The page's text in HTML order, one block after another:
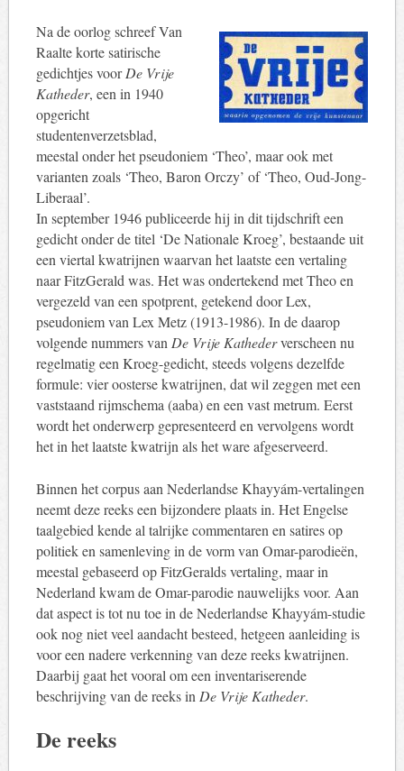
Na de oorlog schreef Van
Raalte korte satirische
gedichtjes voorDe Vrije
Katheder, een in 1940
opgericht
studentenverzetsblad,
meestal onder het pseudoniem ‘Theo’, maar ook met
varianten zoals ‘Theo, Baron Orczy’ of ‘Theo, Oud-Jong-
Liberaal’.
In september 1946 publiceerde hij in dit tijdschrift een
gedicht onder de titel ‘De Nationale Kroeg’, bestaande uit
een viertal kwatrijnen waarvan het laatste een vertaling
naar FitzGerald was. Het was ondertekend met Theo en
vergezeld van een spotprent, getekend door Lex,
pseudoniem van Lex Metz (1913-1986). In de daarop
volgende nummers van De Vrije Kathederverscheen nu
regelmatig een Kroeg-gedicht, steeds volgens dezelfde
formule: vier oosterse kwatrijnen, dat wil zeggen met een
vaststaand rijmschema (aaba) en een vast metrum. Eerst
wordt het onderwerp gepresenteerd en vervolgens wordt
het in het laatste kwatrijn als het ware afgeserveerd.
Binnen het corpus aan Nederlandse Khayyám-vertalingen
neemt deze reeks een bijzondere plaats in. Het Engelse
taalgebied kende al talrijke commentaren en satires op
politiek en samenleving in de vorm van Omar-parodieën,
meestal gebaseerd op FitzGeralds vertaling, maar in
Nederland kwam de Omar-parodie nauwelijks voor. Aan
dat aspect is tot nu toe in de Nederlandse Khayyám-studie
ook nog niet veel aandacht besteed, hetgeen aanleiding is
voor een nadere verkenning van deze reeks kwatrijnen.
Daarbij gaat het vooral om een inventariserende
beschrijving van de reeks in De Vrije Katheder.
De reeks